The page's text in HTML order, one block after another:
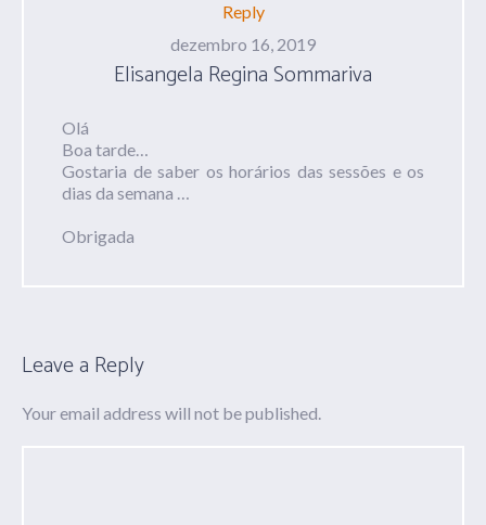
Reply
dezembro 16, 2019
Elisangela Regina Sommariva
Olá
Boa tarde…
Gostaria de saber os horários das sessões e os
dias da semana …
Obrigada
Leave a Reply
Your email address will not be published.